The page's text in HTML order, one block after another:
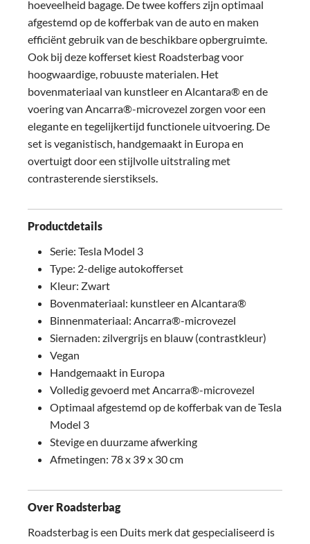
hoeveelheid bagage. De twee koffers zijn optimaal
afgestemd op de kofferbak van de auto en maken
efficiënt gebruik van de beschikbare opbergruimte.
Ook bij deze kofferset kiest Roadsterbag voor
hoogwaardige, robuuste materialen. Het
bovenmateriaal van kunstleer en Alcantara® en de
voering van Ancarra®-microvezel zorgen voor een
elegante en tegelijkertijd functionele uitvoering. De
set is veganistisch, handgemaakt in Europa en
overtuigt door een stijlvolle uitstraling met
contrasterende sierstiksels.
Productdetails
Serie: Tesla Model 3
Type: 2-delige autokofferset
Kleur: Zwart
Bovenmateriaal: kunstleer en Alcantara®
Binnenmateriaal: Ancarra®-microvezel
Siernaden: zilvergrijs en blauw (contrastkleur)
Vegan
Handgemaakt in Europa
Volledig gevoerd met Ancarra®-microvezel
Optimaal afgestemd op de kofferbak van de Tesla
Model 3
Stevige en duurzame afwerking
Afmetingen: 78 x 39 x 30 cm
Over Roadsterbag
Roadsterbag is een Duits merk dat gespecialiseerd is